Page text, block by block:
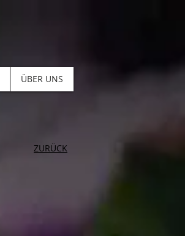
ÜBER UNS
ZURÜCK